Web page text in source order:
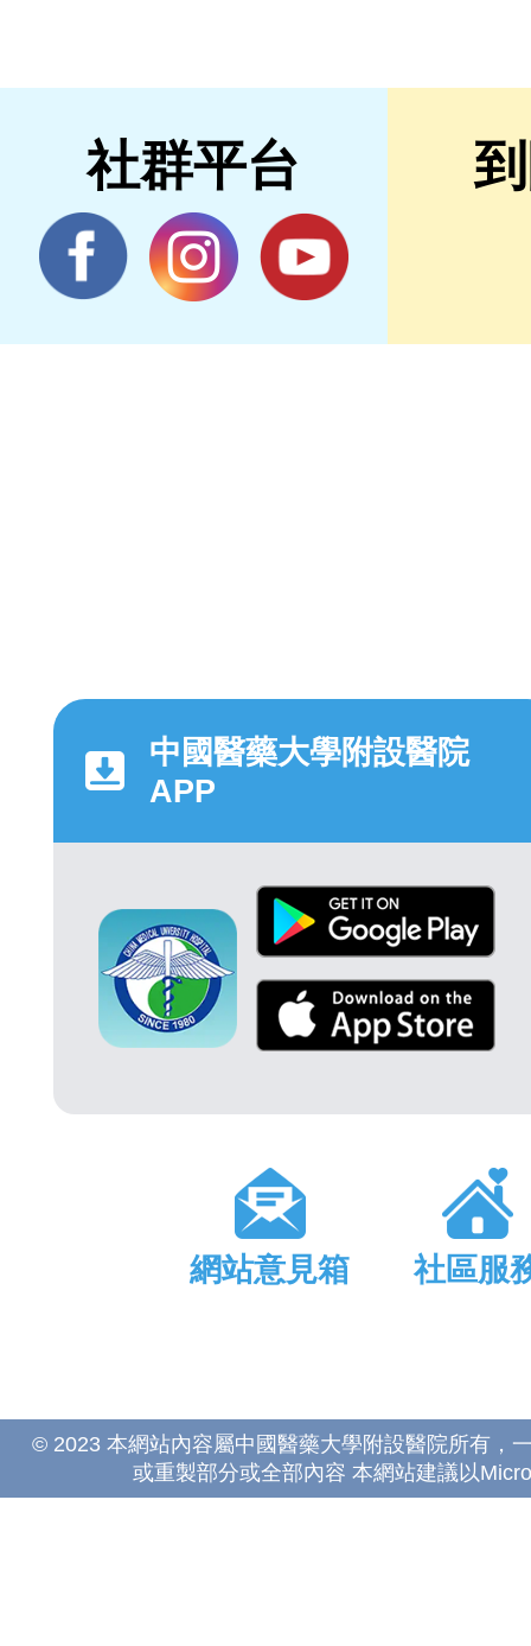
社群平台
中國醫藥大學附設醫院
APP
網站意見箱 社區服
© 2023 本網站內容屬中國醫藥大學附設醫院所有，
或重製部分或全部內容 本網站建議以